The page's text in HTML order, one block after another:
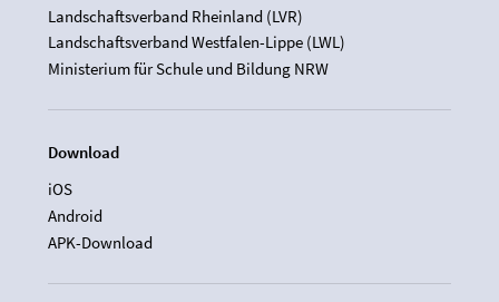
Landschaftsverband Rheinland (LVR)
Landschaftsverband Westfalen-Lippe (LWL)
Ministerium für Schule und Bildung NRW
Download
iOS
Android
APK-Download